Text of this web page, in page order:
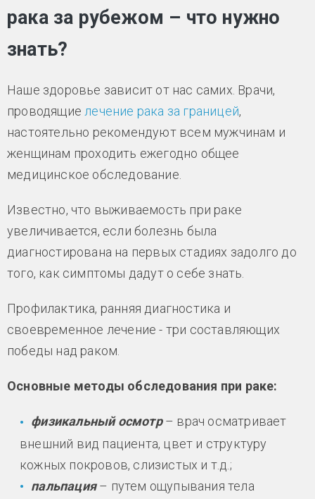
рака за рубежом – что нужно
знать?
Наше здоровье зависит от нас самих. Врачи,
проводящиелечение рака за границей,
настоятельно рекомендуют всем мужчинам и
женщинам проходить ежегодно общее
медицинское обследование.
Известно, что выживаемость при раке
увеличивается, если болезнь была
диагностирована на первых стадиях задолго до
того, как симптомы дадут о себе знать.
Профилактика, ранняя диагностика и
своевременное лечение - три составляющих
победы над раком.
Основные методы обследования при раке:
физикальный осмотр– врач осматривает
внешний вид пациента, цвет и структуру
кожных покровов, слизистых и т.д.;
пальпация– путем ощупывания тела